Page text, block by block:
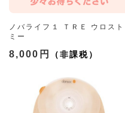
ノバライフ１ ＴＲＥ ウロスト
ミー
8,000円